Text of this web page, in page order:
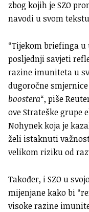
zbog kojih je SZO
navodi u svom
“Tijekom briefinga
posljednji savjeti
razine imuniteta u
dugoročne
boostera“, piše
ove Strateške grupe
Nohynek koja je
želi istaknuti
velikom riziku od
Također, i SZO u
mijenjane kako bi
visoke razine